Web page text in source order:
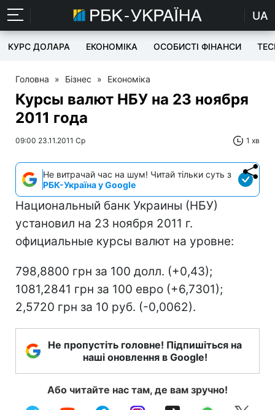
UA
КУРС ДОЛАРА ЕКОНОМІКА ОСОБИСТІ ФІНАНСИ
Головна » Бізнес » Економіка
Курсы валют НБУ на 23 ноября
2011 года
09:00 23.11.2011 Ср 1 хв
Не витрачай час на шум! Читай тільки суть з
РБК-Україна у Google
Национальный банк Украины (НБУ)
установил на 23 ноября 2011 г.
официальные курсы валют на уровне:
798,8800 грн за 100 долл. (+0,43);
1081,2841 грн за 100 евро (+6,7301);
2,5720 грн за 10 руб. (-0,0062).
Не пропустіть головне! Підпишіться на
наші оновлення в Google!
Або читайте нас там, де вам зручно!